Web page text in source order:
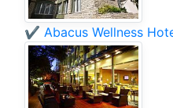
✔️ Abacus Wellness